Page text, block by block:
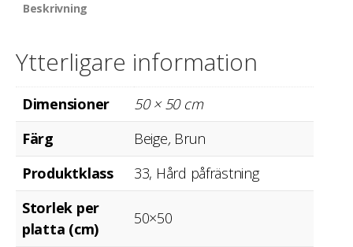
Beskrivning
Ytterligare information
Dimensioner
50 × 50 cm
Färg
Beige, Brun
Produktklass
33, Hård påfrästning
Storlek per
platta (cm)
50×50